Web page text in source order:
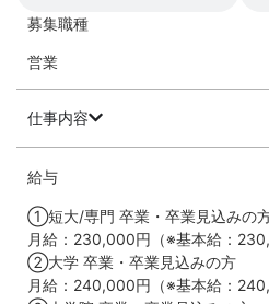
募集職種
営業
仕事内容
給与
①短大/専門 卒業・卒業見込みの
月給：230,000円（※基本給：
②大学 卒業・卒業見込みの方
月給：240,000円（※基本給：